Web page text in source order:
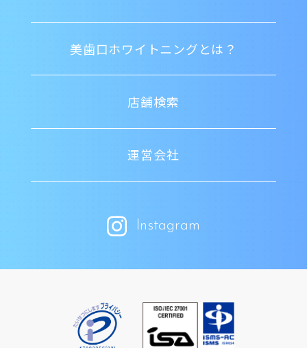
美歯口ホワイトニングとは？
店舗検索
運営会社
Instagram